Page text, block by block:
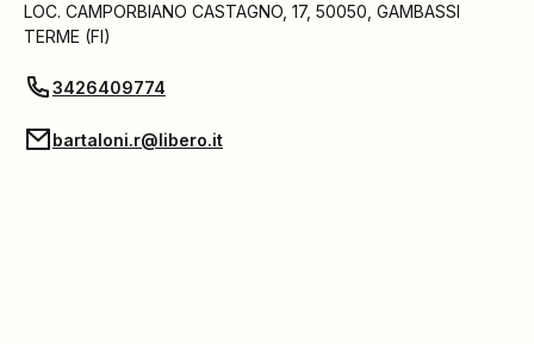
LOC. CAMPORBIANO CASTAGNO, 17, 50050 GAMBASSI
TERME (FI)
3426409774
bartaloni.r@libero.it